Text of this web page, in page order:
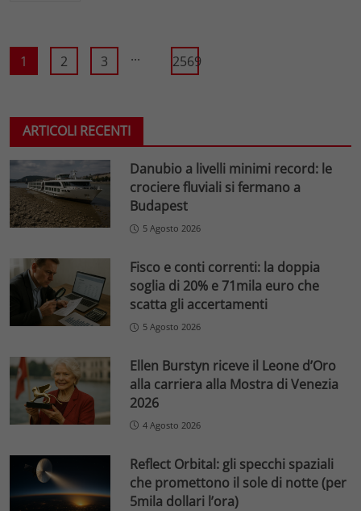
1 2 3 ... 2569
ARTICOLI RECENTI
Danubio a livelli minimi record: le
crociere fluviali si fermano a
Budapest
5 Agosto 2026
Fisco e conti correnti: la doppia
soglia di 20% e 71mila euro che
scatta gli accertamenti
5 Agosto 2026
Ellen Burstyn riceve il Leone d’Oro
alla carriera alla Mostra di Venezia
2026
4 Agosto 2026
Reflect Orbital: gli specchi spaziali
che promettono il sole di notte (per
5mila dollari l’ora)